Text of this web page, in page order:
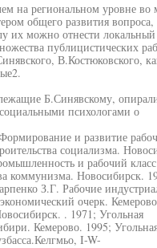
на региональном уровне во
общего развития
их можно отнести локальный
публицистических
В.Костюковского,
Б.Синявскому,
психологами о
и развитие
социализма.
и рабочий
коммунизма. Новосибирск.
З.Г. Рабочие
очерк.
. 1971; Угольная
Кемерово. 1995;
I-W-